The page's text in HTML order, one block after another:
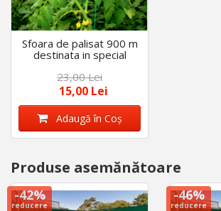
Sfoara de palisat 900 m
destinata in special
legarii legumelor
(rosiilor, ardeilor,
castravetilor)
23,00 Lei
15,00 Lei
Adaugă în Coş
Produse asemănătoare
-42%
reducere
-46%
reducere